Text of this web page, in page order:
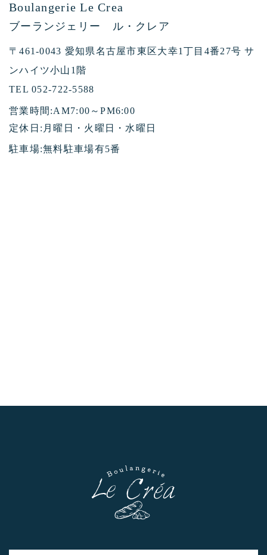
Boulangerie Le Crea
ブーランジェリー ル・クレア
〒461-0043 愛知県名古屋市東区大幸1丁目4番27号 サ
ンハイツ小山1階
TEL 052-722-5588
営業時間:AM7:00～PM6:00
定休日:月曜日・火曜日・水曜日
駐車場:無料駐車場有5番